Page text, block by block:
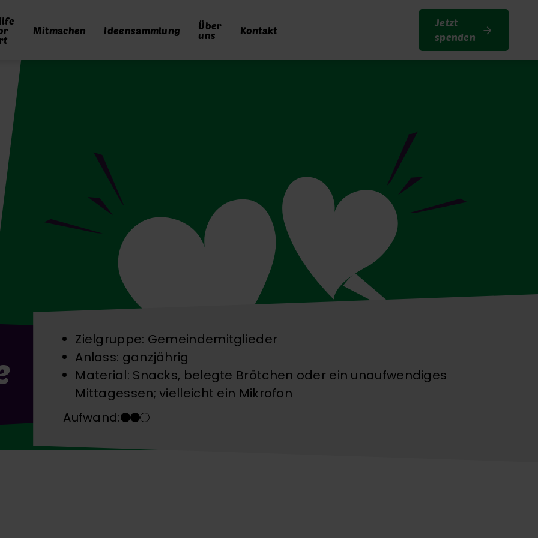
Mitmachen Ideensammlung
Über
uns
Kontakt
Jetzt
spenden
Zielgruppe: Gemeindemitglieder
Anlass: ganzjährig
Material: Snacks, belegte Brötchen oder ein unaufwendiges
Mittagessen; vielleicht ein Mikrofon
Aufwand: